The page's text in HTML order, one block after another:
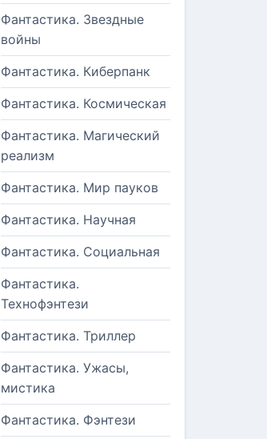
Фантастика. Звездные
войны
Фантастика. Киберпанк
Фантастика. Космическая
Фантастика. Магический
реализм
Фантастика. Мир пауков
Фантастика. Научная
Фантастика. Социальная
Фантастика.
Технофэнтези
Фантастика. Триллер
Фантастика. Ужасы,
мистика
Фантастика. Фэнтези